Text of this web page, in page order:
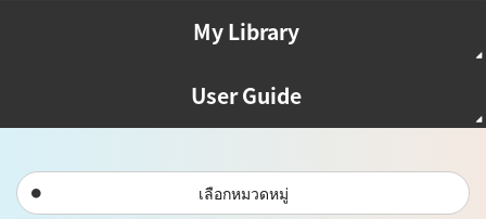
My Library
User Guide
เลือกหมวดหมู่